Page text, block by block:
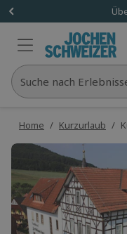
Suche nach
Home / Kurzurlaub /